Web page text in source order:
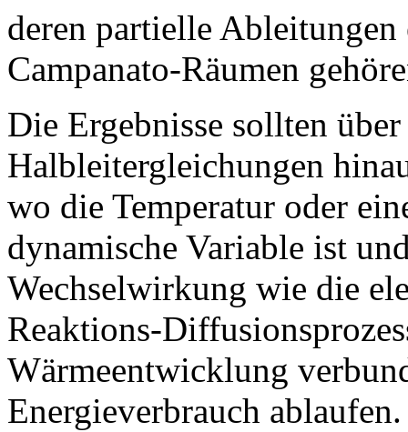
deren partielle
Campanato-Räumen
Die Ergebnisse sollten
Halbleitergleichungen
wo die Temperatur oder
dynamische Variable ist
Wechselwirkung wie die
Reaktions-
Wärmeentwicklung
Energieverbrauch ablaufen.